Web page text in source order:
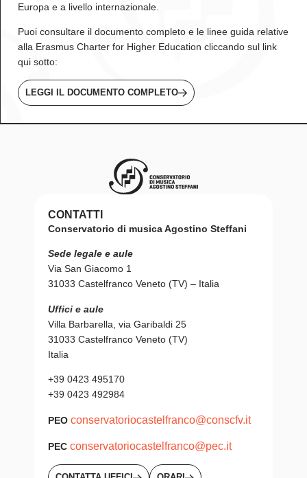
Europa e a livello internazionale.
Puoi consultare il documento completo e le linee guida relative
alla Erasmus Charter for Higher Education cliccando sul link
qui sotto:
LEGGI IL DOCUMENTO COMPLETO
CONTATTI
Conservatorio di musica Agostino Steffani
Sede legale e aule
Via San Giacomo 1
31033 Castelfranco Veneto (TV) – Italia
Uffici e aule
Villa Barbarella, via Garibaldi 25
31033 Castelfranco Veneto (TV)
Italia
+39 0423 495170
+39 0423 492984
PEO conservatoriocastelfranco@conscfv.it
PEC conservatoriocastelfranco@pec.it